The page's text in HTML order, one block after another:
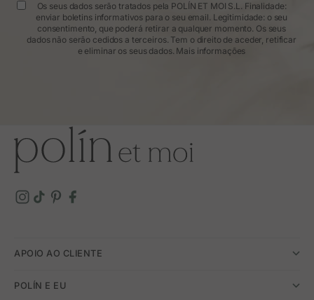
Os seus dados serão tratados pela POLÍN ET MOI S.L. Finalidade:
enviar boletins informativos para o seu email. Legitimidade: o seu
consentimento, que poderá retirar a qualquer momento. Os seus
dados não serão cedidos a terceiros. Tem o direito de aceder, retificar
e eliminar os seus dados. Mais informações
APOIO AO CLIENTE
POLÍN E EU